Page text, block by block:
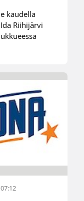
kaudella
Riihijärvi